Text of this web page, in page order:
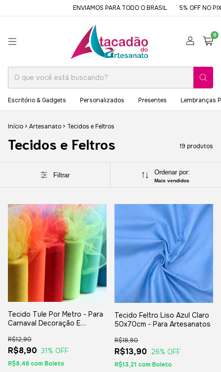
ENVIAMOS PARA TODO O BRASIL 5% OFF NO PIX OU
0
Escritório & Gadgets Personalizados Presentes Lembranças
Início > Artesanato > Tecidos e Feltros
Tecidos e Feltros 19 produtos
Filtrar Ordenar por:
Mais vendidos
Tecido Tule Por Metro - Para
Carnaval Decoração E
x 60 cm
R$8,90
R$12,90
31% OFF
R$8,46 com Boleto
Tecido Feltro Liso Azul Claro
50x70cm - Para Artesanatos
R$13,90
R$18,90
26% OFF
R$13,21 com Boleto